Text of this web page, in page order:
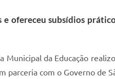
ofereceu subsídios
Municipal da Educação
parceria com o Governo de